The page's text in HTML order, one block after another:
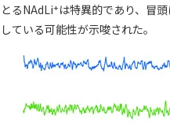
とるNAdLi+は特異的であり、冒
している可能性が示唆された。